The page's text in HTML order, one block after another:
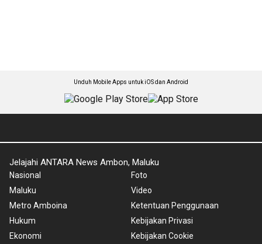
Unduh Mobile Apps untuk iOS dan Android
Jelajahi ANTARA News Ambon, Maluku
Nasional
Maluku
Metro Amboina
Hukum
Ekonomi
Foto
Video
Ketentuan Penggunaan
Kebijakan Privasi
Kebijakan Cookie